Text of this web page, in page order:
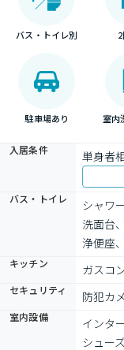
バス・トイレ別
駐車場あり 室内
入居条件 単身者
バス・トイレ
シャワ
洗面台
浄便座
キッチン ガスコ
セキュリティ 防犯カ
室内設備
インタ
シュー